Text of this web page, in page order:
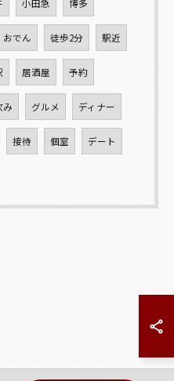
小田急 博多
おでん 徒歩2分 駅近
居酒屋 予約
み グルメ ディナー
接待 個室 デート